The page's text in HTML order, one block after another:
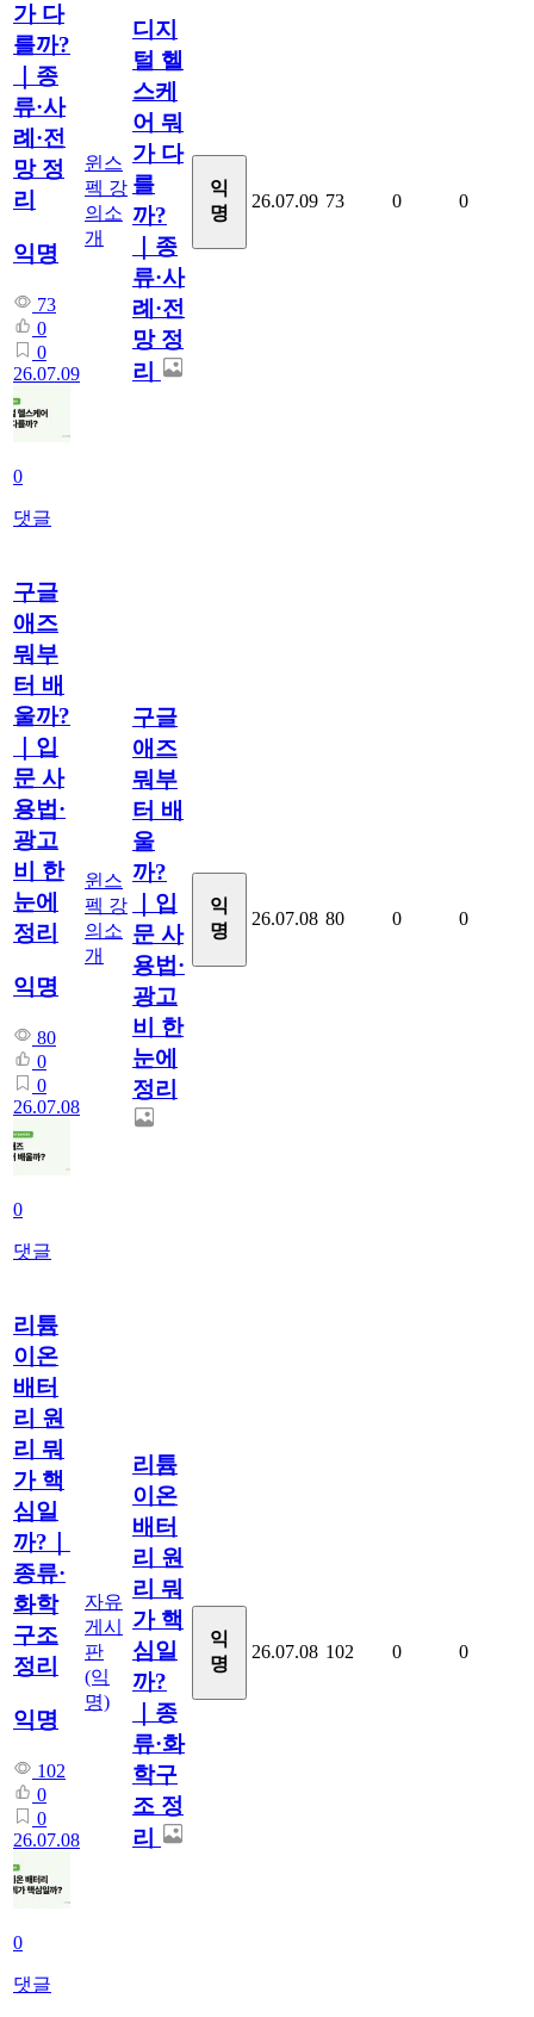
가 다
를까?
｜종
류·사
례·전
망 정
리
익명
73
0
0
26.07.09
0
댓글
윈스
펙 강
의소
개
디지
털 헬
스케
어 뭐
가 다
를
까?
｜종
류·사
례·전
망 정
리
익
명
26.07.09 73 0 0
구글
애즈
뭐부
터 배
울까?
｜입
문 사
용법·
광고
비 한
눈에
정리
익명
80
0
0
26.07.08
0
댓글
윈스
펙 강
의소
개
구글
애즈
뭐부
터 배
울
까?
｜입
문 사
용법·
광고
비 한
눈에
정리
익
명
26.07.08 80 0 0
리튬
이온
배터
리 원
리 뭐
가 핵
심일
까?｜
종류·
화학
구조
정리
익명
102
0
0
26.07.08
0
댓글
자유
게시
판
(익
명)
리튬
이온
배터
리 원
리 뭐
가 핵
심일
까?
｜종
류·화
학구
조 정
리
익
명
26.07.08 102 0 0